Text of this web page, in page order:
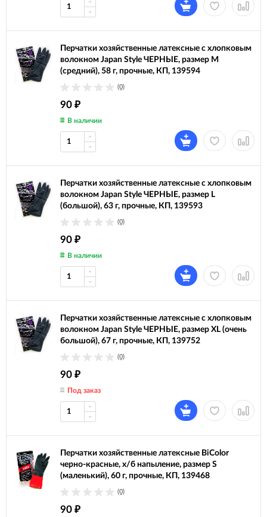
Перчатки хозяйственные латексные с хлопковым
волокном Japan Style ЧЕРНЫЕ, размер M
(средний), 58 г, прочные, КП, 139594
(0)
90 ₽
В наличии
Перчатки хозяйственные латексные с хлопковым
волокном Japan Style ЧЕРНЫЕ, размер L
(большой), 63 г, прочные, КП, 139593
(0)
90 ₽
В наличии
Перчатки хозяйственные латексные с хлопковым
волокном Japan Style ЧЕРНЫЕ, размер XL (очень
большой), 67 г, прочные, КП, 139752
(0)
90 ₽
Под заказ
Перчатки хозяйственные латексные BiColor
черно-красные, х/б напыление, размер S
(маленький), 60 г, прочные, КП, 139468
(0)
90 ₽